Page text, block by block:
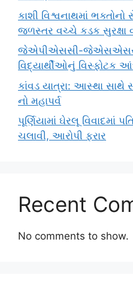
કાશી વિશ્વનાથમાં
જળસ્તર વચ્ચે કડક સુરક્ષા
જેએપીએસસી-જેએસએસસી
વિદ્યાર્થીઓનું વિસ્ફોટક
કાંવડ યાત્રા: આસ્થા
નો મહાપર્વ
પૂર્ણિયામાં ઘેરલૂ વિવાદમાં
ચલાવી, આરોપી ફરાર
Recent
No comments to show.